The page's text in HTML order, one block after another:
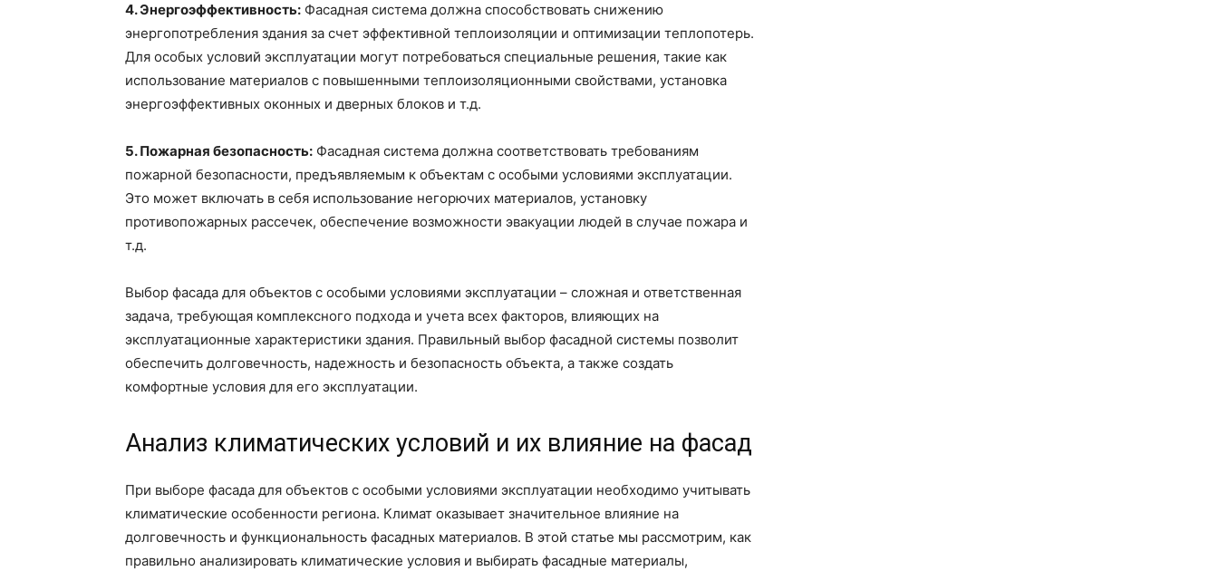
4. Энергоэффективность: Фасадная система должна способствовать снижению
энергопотребления здания за счет эффективной теплоизоляции и оптимизации теплопотерь.
Для особых условий эксплуатации могут потребоваться специальные решения, такие как
использование материалов с повышенными теплоизоляционными свойствами, установка
энергоэффективных оконных и дверных блоков и т.д.
5. Пожарная безопасность: Фасадная система должна соответствовать требованиям
пожарной безопасности, предъявляемым к объектам с особыми условиями эксплуатации.
Это может включать в себя использование негорючих материалов, установку
противопожарных рассечек, обеспечение возможности эвакуации людей в случае пожара и
т.д.
Выбор фасада для объектов с особыми условиями эксплуатации – сложная и ответственная
задача, требующая комплексного подхода и учета всех факторов, влияющих на
эксплуатационные характеристики здания. Правильный выбор фасадной системы позволит
обеспечить долговечность, надежность и безопасность объекта, а также создать
комфортные условия для его эксплуатации.
Анализ климатических условий и их влияние на фасад
При выборе фасада для объектов с особыми условиями эксплуатации необходимо учитывать
климатические особенности региона. Климат оказывает значительное влияние на
долговечность и функциональность фасадных материалов. В этой статье мы рассмотрим, как
правильно анализировать климатические условия и выбирать фасадные материалы,